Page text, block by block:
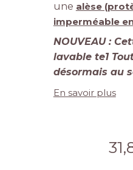
une alèse
imperméable
NOUVEAU :
lavable te1
désormais au
En savoir plus